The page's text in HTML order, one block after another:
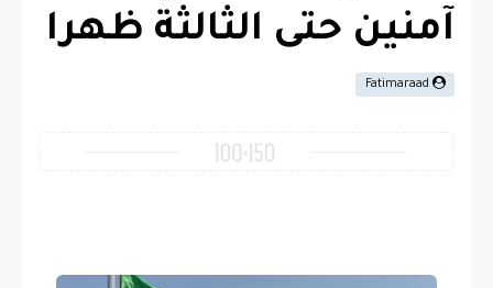
آمنين حتى الثالثة ظهرا
Fatimaraad